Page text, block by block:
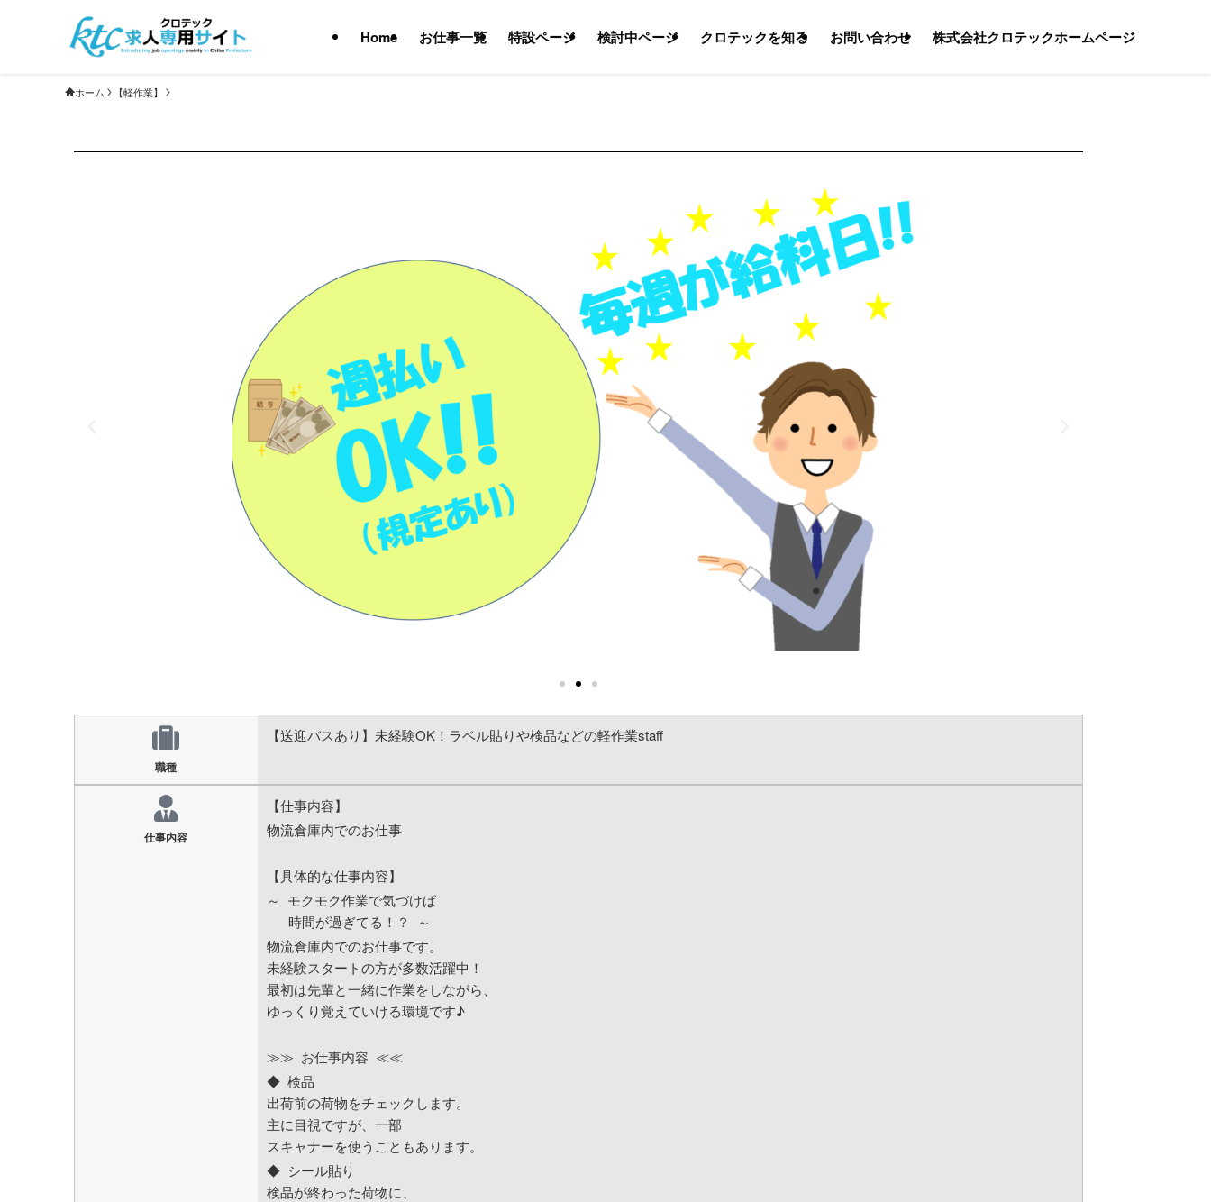
Home お仕事一覧 特設ページ 検討中ページ クロテックを知る お問い合わせ 株式会社クロテックホームページ
ホーム 【軽作業】
職種
【送迎バスあり】未経験OK！ラベル貼りや検品などの軽作業staff
仕事内容
【仕事内容】
物流倉庫内でのお仕事
【具体的な仕事内容】
～ モクモク作業で気づけば
時間が過ぎてる！？ ～
物流倉庫内でのお仕事です。
未経験スタートの方が多数活躍中！
最初は先輩と一緒に作業をしながら、
ゆっくり覚えていける環境です♪
≫≫ お仕事内容 ≪≪
◆ 検品
出荷前の荷物をチェックします。
主に目視ですが、一部
スキャナーを使うこともあります。
◆ シール貼り
検品が終わった荷物に、